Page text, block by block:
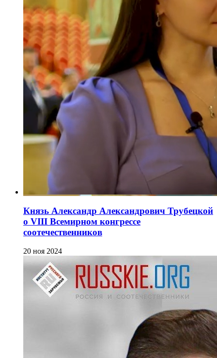
Князь Александр Александрович Трубецкой
о VIII Всемирном конгрессе
соотечественников
20 ноя 2024